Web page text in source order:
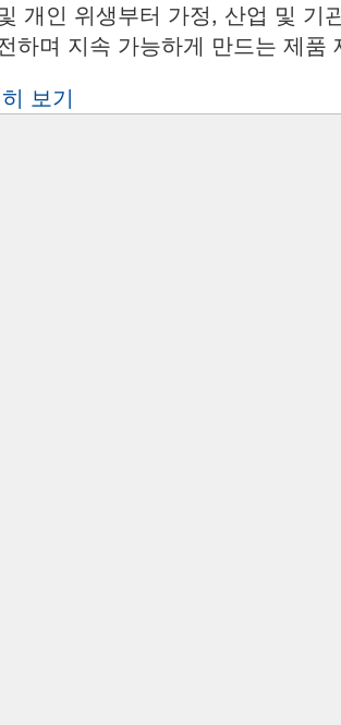
개인 위생부터 가정, 산업 및 기
하며 지속 가능하게 만드는 제품
보기